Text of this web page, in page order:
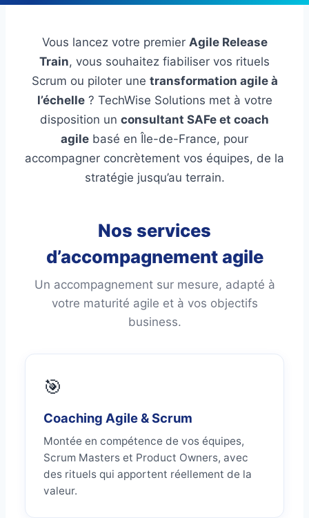
Vous lancez votre premier Agile Release
Train, vous souhaitez fiabiliser vos rituels
Scrum ou piloter une transformation agile à
l’échelle? TechWise Solutions met à votre
disposition un consultant SAFe et coach
agile basé en Île-de-France, pour
accompagner concrètement vos équipes, de la
stratégie jusqu’au terrain.
Nos services
d’accompagnement agile
Un accompagnement sur mesure, adapté à
votre maturité agile et à vos objectifs
business.
🎯
Coaching Agile & Scrum
Montée en compétence de vos équipes,
Scrum Masters et Product Owners, avec
des rituels qui apportent réellement de la
valeur.